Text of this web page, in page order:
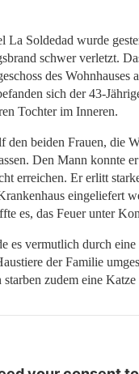
La Soldedad wurde
schwer verletzt.
des Wohnhauses
sich der 43-
Tochter im Inneren.
den beiden Frauen, die
Den Mann konnte
erreichen. Er erlitt
eingeliefert
es, das Feuer unter
es vermutlich durch eine
der Familie
starben zudem eine